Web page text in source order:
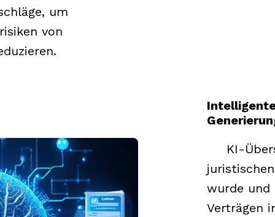
um
von
KI-
wurde und
Verträgen